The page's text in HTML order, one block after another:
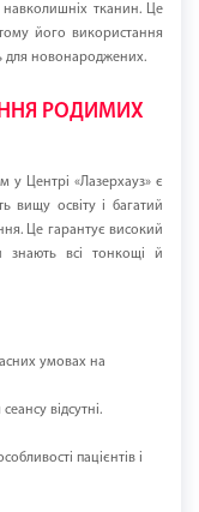
навколишніх тканин. Це
його використання
для новонароджених.
РОДИМИХ
Центрі «Лазерхауз» є
вищу освіту і багатий
Це гарантує високий
знають всі тонкощі й
умовах на
відсутні.
пацієнтів і